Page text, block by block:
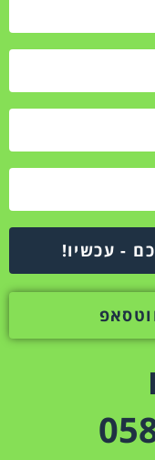
- עכשיו!